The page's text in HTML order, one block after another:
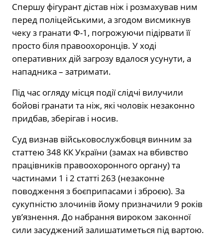
Спершу фігурант дістав ніж і розмахував ним
перед поліцейськими, а згодом висмикнув
чеку з гранати Ф-1, погрожуючи підірвати її
просто біля правоохоронців. У ході
оперативних дій загрозу вдалося усунути, а
нападника – затримати.
Під час огляду місця події слідчі вилучили
бойові гранати та ніж, які чоловік незаконно
придбав, зберігав і носив.
Суд визнав військовослужбовця винним за
статтею 348 КК України (замах на вбивство
працівників правоохоронного органу) та
частинами 1 і 2 статті 263 (незаконне
поводження з боєприпасами і зброєю). За
сукупністю злочинів йому призначили 9 років
ув’язнення. До набрання вироком законної
сили засуджений залишатиметься під вартою.